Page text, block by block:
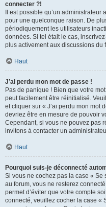
connecter ?!
Il est possible qu’un
pour une quelconque raison. De
périodiquement les utilisateurs
données. Si tel était le cas,
plus activement aux discussions du
Haut
J’ai perdu mon mot de passe !
Pas de panique ! Bien que votre
peut facilement être réinitialisé.
et cliquer sur « J’ai perdu mon mot
devriez être en mesure de pouvoir
Cependant, si vous ne pouvez pas
invitons à contacter un
Haut
Pourquoi suis-je déconnecté
Si vous ne cochez pas la case «
au forum, vous ne resterez
permet d’éviter que votre compte
connecté, veuillez cocher la case «